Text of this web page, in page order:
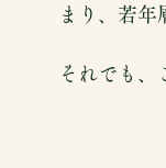
まり、若
それでも、